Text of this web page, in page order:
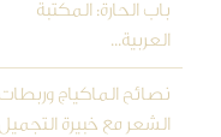
باب الحارة: المكتبة
العربية...
نصائح الماكياج وربطات
الشعر مع خبيرة